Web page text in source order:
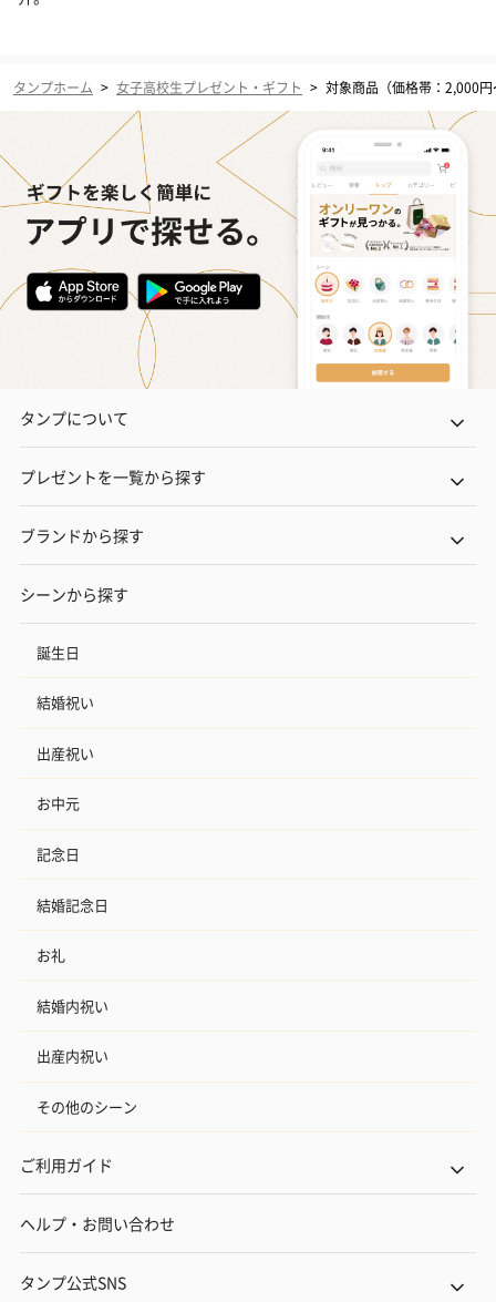
タンプホーム > 女子高校生プレゼント・ギフト > 対象商品（価格帯：2,000
タンプについて
プレゼントを一覧から探す
ブランドから探す
シーンから探す
誕生日
結婚祝い
出産祝い
お中元
記念日
結婚記念日
お礼
結婚内祝い
出産内祝い
その他のシーン
ご利用ガイド
ヘルプ・お問い合わせ
タンプ公式SNS